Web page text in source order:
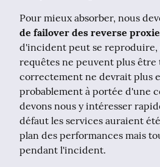
Pour mieux absorber, nous
de failover des reverse
d'incident peut se reproduire,
requêtes ne peuvent plus être
correctement ne devrait plus
probablement à portée d'une
devons nous y intéresser
défaut les services auraient
plan des performances mais
pendant l'incident.